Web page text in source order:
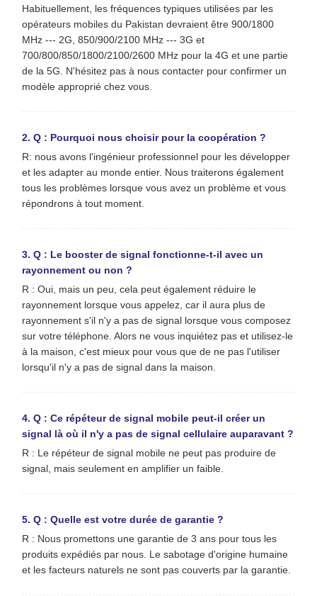
Habituellement, les fréquences typiques utilisées par les
opérateurs mobiles du Pakistan devraient être 900/1800
MHz --- 2G, 850/900/2100 MHz --- 3G et
700/800/850/1800/2100/2600 MHz pour la 4G et une partie
de la 5G. N'hésitez pas à nous contacter pour confirmer un
modèle approprié chez vous.
2. Q : Pourquoi nous choisir pour la coopération ?
R: nous avons l'ingénieur professionnel pour les développer
et les adapter au monde entier. Nous traiterons également
tous les problèmes lorsque vous avez un problème et vous
répondrons à tout moment.
3. Q : Le booster de signal fonctionne-t-il avec un
rayonnement ou non ?
R : Oui, mais un peu, cela peut également réduire le
rayonnement lorsque vous appelez, car il aura plus de
rayonnement s'il n'y a pas de signal lorsque vous composez
sur votre téléphone. Alors ne vous inquiétez pas et utilisez-le
à la maison, c'est mieux pour vous que de ne pas l'utiliser
lorsqu'il n'y a pas de signal dans la maison.
4. Q : Ce répéteur de signal mobile peut-il créer un
signal là où il n'y a pas de signal cellulaire auparavant ?
R : Le répéteur de signal mobile ne peut pas produire de
signal, mais seulement en amplifier un faible.
5. Q : Quelle est votre durée de garantie ?
R : Nous promettons une garantie de 3 ans pour tous les
produits expédiés par nous. Le sabotage d'origine humaine
et les facteurs naturels ne sont pas couverts par la garantie.